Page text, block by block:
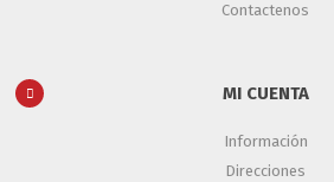
Contactenos
MI CUENTA
Información
Direcciones